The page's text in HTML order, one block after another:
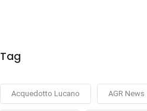
Tag
Acquedotto Lucano AGR News